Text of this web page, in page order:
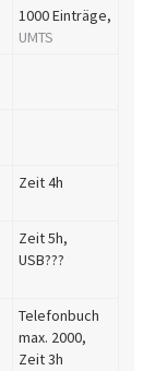
1000 Einträge,
UMTS
Zeit 4h
Zeit 5h,
USB???
Telefonbuch
max. 2000,
Zeit 3h